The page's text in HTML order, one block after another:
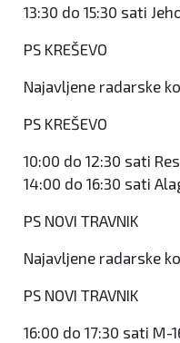
13:30 do 15:30 sati
PS KREŠEVO
Najavljene radarske
PS KREŠEVO
10:00 do 12:30 sati
14:00 do 16:30 sati
PS NOVI TRAVNIK
Najavljene radarske
PS NOVI TRAVNIK
16:00 do 17:30 sati M-